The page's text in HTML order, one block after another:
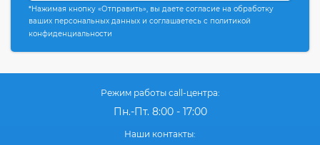
*Нажимая кнопку «Отправить», вы даете согласие на обработку
ваших персональных данных и соглашаетесь с политикой
конфиденциальности
Режим работы call-центра:
Пн.-Пт. 8:00 - 17:00
Наши контакты: